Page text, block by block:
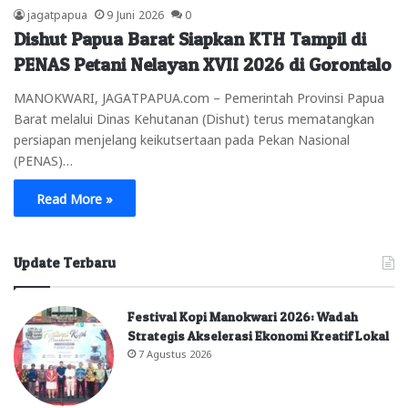
jagatpapua 9 Juni 2026 0
Dishut Papua Barat Siapkan KTH Tampil di
PENAS Petani Nelayan XVII 2026 di Gorontalo
MANOKWARI, JAGATPAPUA.com – Pemerintah Provinsi Papua
Barat melalui Dinas Kehutanan (Dishut) terus mematangkan
persiapan menjelang keikutsertaan pada Pekan Nasional
(PENAS)…
Read More »
Update Terbaru
Festival Kopi Manokwari 2026: Wadah
Strategis Akselerasi Ekonomi Kreatif Lokal
7 Agustus 2026